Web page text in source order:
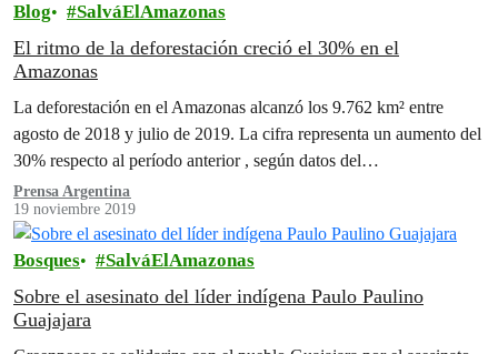
Blog SalváElAmazonas
El ritmo de la deforestación creció el 30% en el
Amazonas
La deforestación en el Amazonas alcanzó los 9.762 km² entre
agosto de 2018 y julio de 2019. La cifra representa un aumento del
30% respecto al período anterior , según datos del…
Prensa Argentina
19 noviembre 2019
Bosques SalváElAmazonas
Sobre el asesinato del líder indígena Paulo Paulino
Guajajara